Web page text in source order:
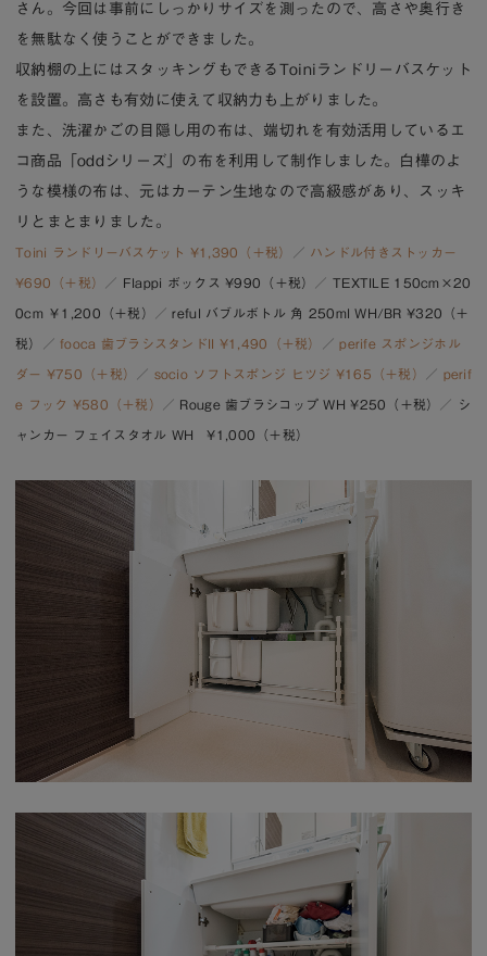
さん。今回は事前にしっかりサイズを測ったので、高さや奥行き
を無駄なく使うことができました。
収納棚の上にはスタッキングもできるToiniランドリーバスケット
を設置。高さも有効に使えて収納力も上がりました。
また、洗濯かごの目隠し用の布は、端切れを有効活用しているエ
コ商品「oddシリーズ」の布を利用して制作しました。白樺のよ
うな模様の布は、元はカーテン生地なので高級感があり、スッキ
リとまとまりました。
Toini ランドリーバスケット ¥1,390（＋税） ／ ハンドル付きストッカー
¥690（＋税） ／ Flappi ボックス ¥990（＋税） ／ TEXTILE 150cm×20
0cm ￥1,200（＋税）／ reful バブルボトル 角 250ml WH/BR ¥320（＋
税）／fooca 歯ブラシスタンドII ¥1,490（＋税） ／perife スポンジホル
ダー ¥750（＋税） ／ socio ソフトスポンジ ヒツジ ¥165（＋税） ／ perif
e フック ¥580（＋税） ／ Rouge 歯ブラシコップ WH ¥250（＋税）／ シ
ャンカー フェイスタオル WH ¥1,000（＋税）